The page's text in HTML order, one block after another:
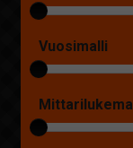
Vuosimalli
Mittarilukema